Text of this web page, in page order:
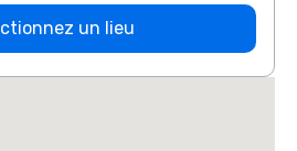
un lieu